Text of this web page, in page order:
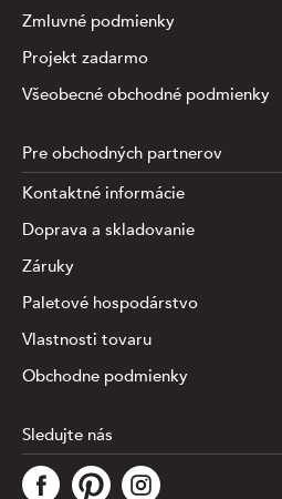
Táto stránka využíva súbory
analýzu informácií o výkone a
zabezpečenie fungovania funkcií
Zmluvné podmienky
Projekt zadarmo
Všeobecné obchodné podmienky
Pre obchodných partnerov
Kontaktné informácie
Doprava a skladovanie
Záruky
Paletové hospodárstvo
Vlastnosti tovaru
Obchodne podmienky
Sledujte nás